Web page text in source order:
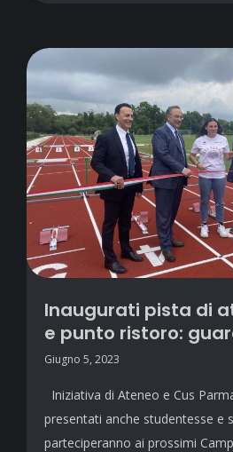
Inaugurati pista di
e punto ristoro:
Giugno 5, 2023
Iniziativa di Ateneo e Cus
presentati anche studentesse e
parteciperanno ai prossimi